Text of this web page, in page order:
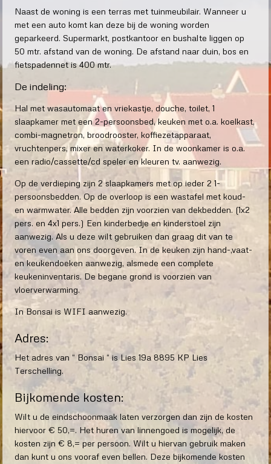
Naast de woning is een terras met tuinmeubilair. Wanneer u
met een auto komt kan deze bij de woning worden
geparkeerd. Supermarkt, postkantoor en bushalte liggen op
50 mtr. afstand van de woning. De afstand naar duin, bos en
fietspadennet is 400 mtr.
De indeling:
Hal met wasautomaat en vriekastje, douche, toilet, 1
slaapkamer met een 2-persoonsbed, keuken met o.a. koelkast,
combi-magnetron, broodrooster, koffiezetapparaat,
vruchtenpers, mixer en waterkoker. In de woonkamer is o.a.
een radio/cassette/cd speler en kleuren tv. aanwezig.
Op de verdieping zijn 2 slaapkamers met op ieder 2 1-
persoonsbedden. Op de overloop is een wastafel met koud-
en warmwater. Alle bedden zijn voorzien van dekbedden. (1x2
pers. en 4x1 pers.) Een kinderbedje en kinderstoel zijn
aanwezig. Als u deze wilt gebruiken dan graag dit van te
voren even aan ons doorgeven. In de keuken zijn hand-,vaat-
en keukendoeken aanwezig, alsmede een complete
keukeninventaris. De begane grond is voorzien van
vloerverwarming.
In Bonsai is WIFI aanwezig.
Adres:
Het adres van “ Bonsai “ is Lies 19a 8895 KP Lies
Terschelling.
Bijkomende kosten:
Wilt u de eindschoonmaak laten verzorgen dan zijn de kosten
hiervoor € 50,=. Het huren van linnengoed is mogelijk, de
kosten zijn € 8,= per persoon. Wilt u hiervan gebruik maken
dan kunt u ons vooraf even bellen. Deze bijkomende kosten